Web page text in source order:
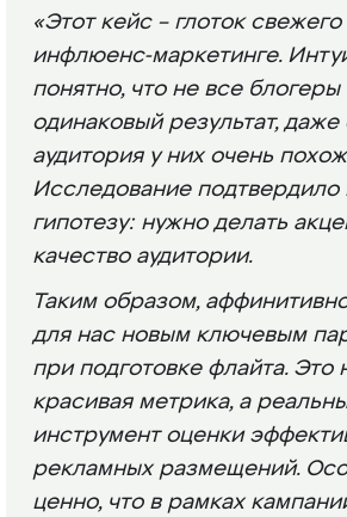
«Этот кейс – глоток свежего
инфлюенс-маркетинге.
понятно, что не все
одинаковый результат, даже
аудитория у них очень
Исследование подтвердило
гипотезу: нужно делать
качество аудитории.
Таким образом,
для нас новым ключевым
при подготовке флайта. Это
красивая метрика, а
инструмент оценки
рекламных размещений.
ценно, что в рамках